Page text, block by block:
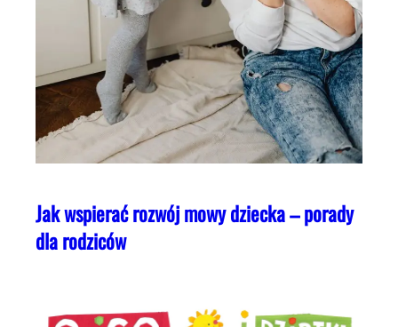
Jak wspierać rozwój mowy dziecka – porady
dla rodziców